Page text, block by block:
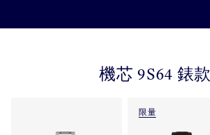
機芯 9S64 錶款
限量